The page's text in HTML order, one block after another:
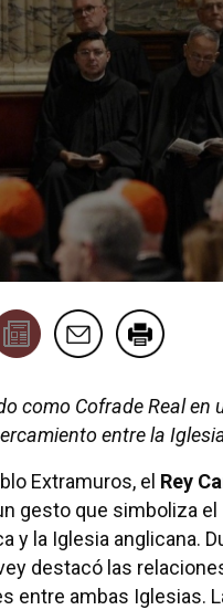
como Cofrade Real
entre la
Extramuros, el Rey
gesto que simboliza el
y la Iglesia anglicana.
destacó las
entre ambas Iglesias.